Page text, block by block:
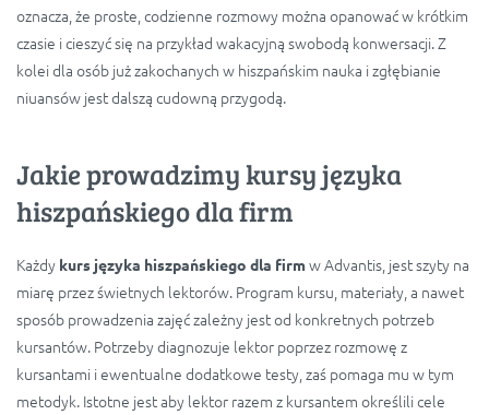
oznacza, że proste, codzienne rozmowy można opanować w krótkim
czasie i cieszyć się na przykład wakacyjną swobodą konwersacji. Z
kolei dla osób już zakochanych w hiszpańskim nauka i zgłębianie
niuansów jest dalszą cudowną przygodą.
Jakie prowadzimy kursy języka
hiszpańskiego dla firm
Każdy kurs języka hiszpańskiego dla firmw Advantis, jest szyty na
miarę przez świetnych lektorów. Program kursu, materiały, a nawet
sposób prowadzenia zajęć zależny jest od konkretnych potrzeb
kursantów. Potrzeby diagnozuje lektor poprzez rozmowę z
kursantami i ewentualne dodatkowe testy, zaś pomaga mu w tym
metodyk. Istotne jest aby lektor razem z kursantem określili cele